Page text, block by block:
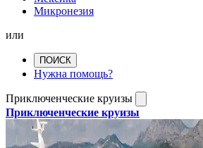
Микронезия
или
ПОИСК
Нужна помощь?
Приключенческие круизы
Приключенческие круизы